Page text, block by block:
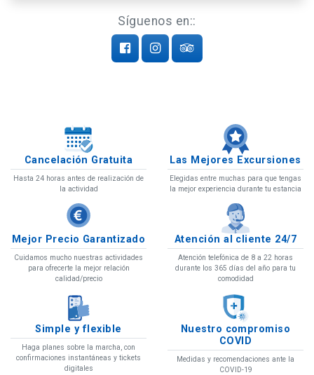
Síguenos en::
Cancelación Gratuita
Hasta 24 horas antes de realización de
la actividad
Las Mejores Excursiones
Elegidas entre muchas para que tengas
la mejor experiencia durante tu estancia
Mejor Precio Garantizado
Cuidamos mucho nuestras actividades
para ofrecerte la mejor relación
calidad/precio
Atención al cliente 24/7
Atención telefónica de 8 a 22 horas
durante los 365 días del año para tu
comodidad
Simple y flexible
Haga planes sobre la marcha, con
confirmaciones instantáneas y tickets
digitales
Nuestro compromiso
COVID
Medidas y recomendaciones ante la
COVID-19